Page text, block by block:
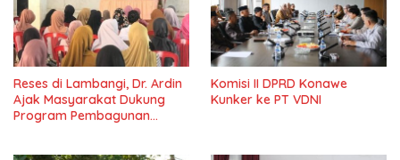
Reses di Lambangi, Dr. Ardin
Ajak Masyarakat Dukung
Program Pembagunan
Komisi II DPRD Konawe
Kunker ke PT VDNI